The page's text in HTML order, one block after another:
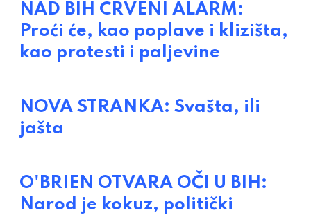
NAD BIH CRVENI ALARM:
Proći će, kao poplave i klizišta,
kao protesti i paljevine
NOVA STRANKA: Svašta, ili
jašta
O'BRIEN OTVARA OČI U BIH:
Narod je kokuz, politički